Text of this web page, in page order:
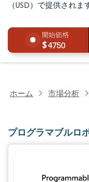
（USD）で提供されま
4750
ホーム 市場分析
プログラマブルロ